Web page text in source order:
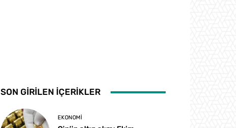
SON GİRİLEN İÇERİKLER
EKONOMI